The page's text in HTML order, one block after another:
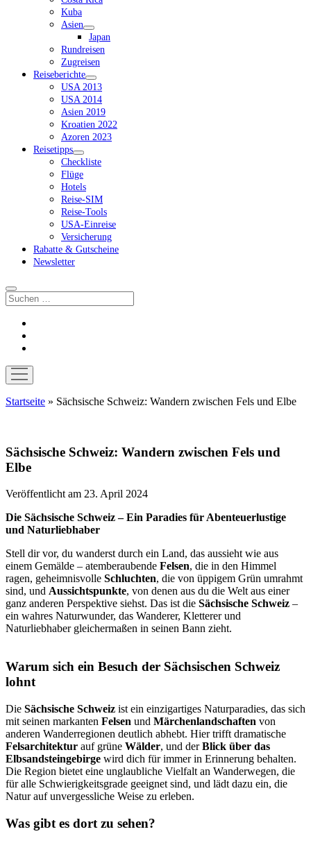
Kuba
Asien
Dropdown-
Menü
öffnen
Japan
Rundreisen
Zugreisen
Reiseberichte
Dropdown-
Menü
öffnen
USA 2013
USA 2014
Asien 2019
Kroatien 2022
Azoren 2023
Reisetipps
Dropdown-
Menü
öffnen
Checkliste
Flüge
Hotels
Reise-SIM
Reise-Tools
USA-Einreise
Versicherung
Rabatte & Gutscheine
Newsletter
Suchen
Menü
öffnen
Startseite » Sächsische Schweiz: Wandern zwischen Fels und Elbe
Sächsische Schweiz: Wandern zwischen Fels und
Elbe
Veröffentlicht am 23. April 2024
Die Sächsische Schweiz – Ein Paradies für Abenteuerlustige
und Naturliebhaber
Stell dir vor, du wanderst durch ein Land, das aussieht wie aus
einem Gemälde – atemberaubende Felsen, die in den Himmel
ragen, geheimnisvolle Schluchten, die von üppigem Grün umrahmt
sind, und Aussichtspunkte, von denen aus du die Welt aus einer
ganz anderen Perspektive siehst. Das ist die Sächsische Schweiz –
ein wahres Naturwunder, das Wanderer, Kletterer und
Naturliebhaber gleichermaßen in seinen Bann zieht.
Warum sich ein Besuch der Sächsischen Schweiz
lohnt
Die Sächsische Schweiz ist ein einzigartiges Naturparadies, das sich
mit seinen markanten Felsen und Märchenlandschaften von
anderen Wanderregionen deutlich abhebt. Hier trifft dramatische
Felsarchitektur auf grüne Wälder, und derBlick über das
Elbsandsteingebirge wird dich für immer in Erinnerung behalten.
Die Region bietet eine unglaubliche Vielfalt an Wanderwegen, die
für alle Schwierigkeitsgrade geeignet sind, und lädt dazu ein, die
Natur auf unvergessliche Weise zu erleben.
Was gibt es dort zu sehen?